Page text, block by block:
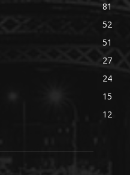
81
52
51
27
24
15
12